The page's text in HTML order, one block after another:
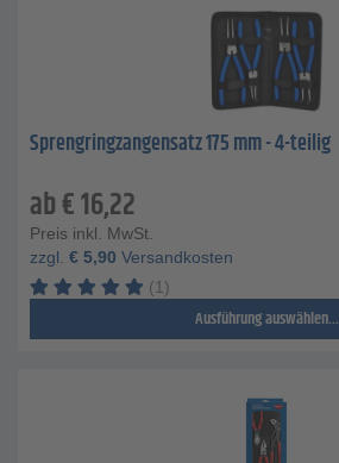
Sprengringzangensatz 175 mm - 4-teilig
ab€16,22
Preis inkl. MwSt.
zzgl. € 5,90 Versandkosten
(1)
Ausführung auswählen...